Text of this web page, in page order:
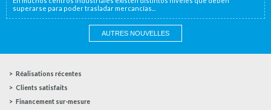
superarse para poder trasladar mercancías...
AUTRES NOUVELLES
Réalisations récentes
Clients satisfaits
Financement sur-mesure